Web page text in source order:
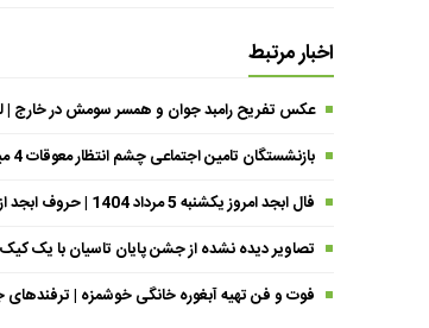
اخبار مرتبط
عکس تفریح رامبد جوان و همسر سومش در خارج |
بازنشستگان تامین اجتماعی چشم انتظار معوقات 4 میلیون تومانی | معوقات فروردین حقوق بازنشستگان کی واریز می شود ؟
فال ابجد امروز یکشنبه 5 مرداد 1404 | حروف ابجد از تغییرات مثبت خبر می‌دهند !
تصاویر دیده نشده از جشن پایان تاسیان با یک
فوت و فن تهیه آبغوره خانگی خوشمزه | ترفندهای